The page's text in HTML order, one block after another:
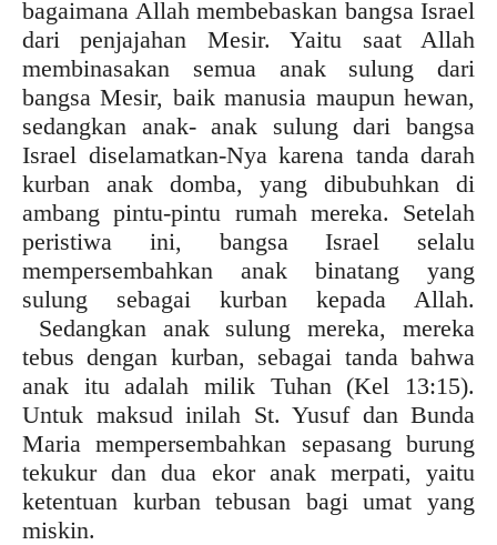
bagaimana Allah membebaskan bangsa Israel
dari penjajahan Mesir. Yaitu saat Allah
membinasakan semua anak sulung dari
bangsa Mesir, baik manusia maupun hewan,
sedangkan anak- anak sulung dari bangsa
Israel diselamatkan-Nya karena tanda darah
kurban anak domba, yang dibubuhkan di
ambang pintu-pintu rumah mereka. Setelah
peristiwa ini, bangsa Israel selalu
mempersembahkan anak binatang yang
sulung sebagai kurban kepada Allah.
Sedangkan anak sulung mereka, mereka
tebus dengan kurban, sebagai tanda bahwa
anak itu adalah milik Tuhan (Kel 13:15).
Untuk maksud inilah St. Yusuf dan Bunda
Maria mempersembahkan sepasang burung
tekukur dan dua ekor anak merpati, yaitu
ketentuan kurban tebusan bagi umat yang
miskin.